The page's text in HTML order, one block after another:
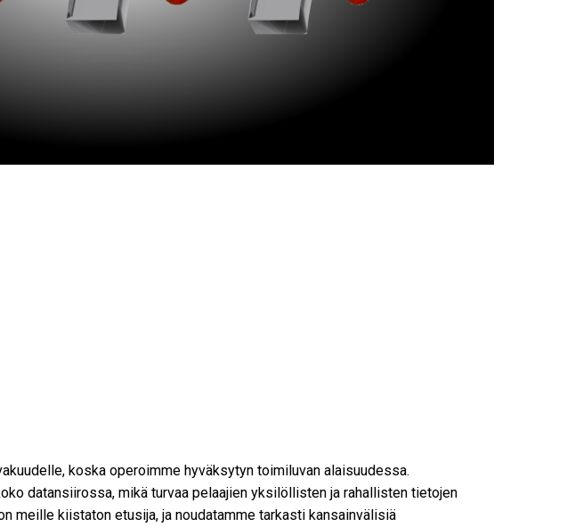
koska operoimme hyväksytyn toimiluvan alaisuudessa.
datansiirossa, mikä turvaa pelaajien yksilöllisten ja rahallisten tietojen
meille kiistaton etusija, ja noudatamme tarkasti kansainvälisiä